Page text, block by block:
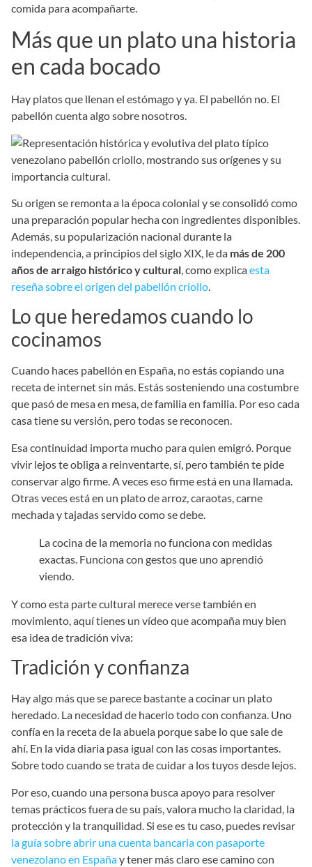
comida para acompañarte.
Más que un plato una historia
en cada bocado
Hay platos que llenan el estómago y ya. El pabellón no. El
pabellón cuenta algo sobre nosotros.
Su origen se remonta a la época colonial y se consolidó como
una preparación popular hecha con ingredientes disponibles.
Además, su popularización nacional durante la
independencia, a principios del siglo XIX, le da más de 200
años de arraigo histórico y cultural, como explicaesta
reseña sobre el origen del pabellón criollo.
Lo que heredamos cuando lo
cocinamos
Cuando haces pabellón en España, no estás copiando una
receta de internet sin más. Estás sosteniendo una costumbre
que pasó de mesa en mesa, de familia en familia. Por eso cada
casa tiene su versión, pero todas se reconocen.
Esa continuidad importa mucho para quien emigró. Porque
vivir lejos te obliga a reinventarte, sí, pero también te pide
conservar algo firme. A veces eso firme está en una llamada.
Otras veces está en un plato de arroz, caraotas, carne
mechada y tajadas servido como se debe.
La cocina de la memoria no funciona con medidas
exactas. Funciona con gestos que uno aprendió
viendo.
Y como esta parte cultural merece verse también en
movimiento, aquí tienes un vídeo que acompaña muy bien
esa idea de tradición viva:
Tradición y confianza
Hay algo más que se parece bastante a cocinar un plato
heredado. La necesidad de hacerlo todo con confianza. Uno
confía en la receta de la abuela porque sabe lo que sale de
ahí. En la vida diaria pasa igual con las cosas importantes.
Sobre todo cuando se trata de cuidar a los tuyos desde lejos.
Por eso, cuando una persona busca apoyo para resolver
temas prácticos fuera de su país, valora mucho la claridad, la
protección y la tranquilidad. Si ese es tu caso, puedes revisar
la guía sobre abrir una cuenta bancaria con pasaporte
venezolano en Españay tener más claro ese camino con